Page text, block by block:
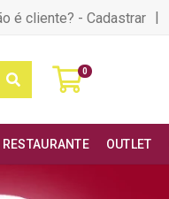
é cliente? - Cadastrar |
0
RESTAURANTE OUTLET